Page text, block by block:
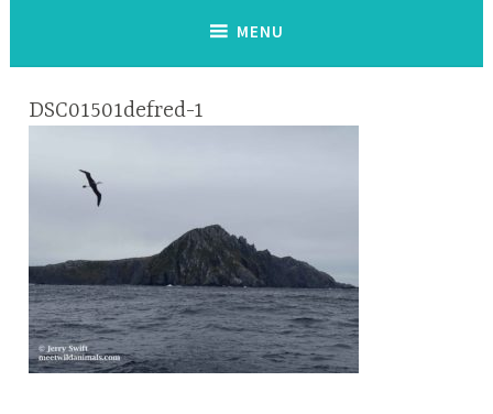
MENU
DSC01501defred-1